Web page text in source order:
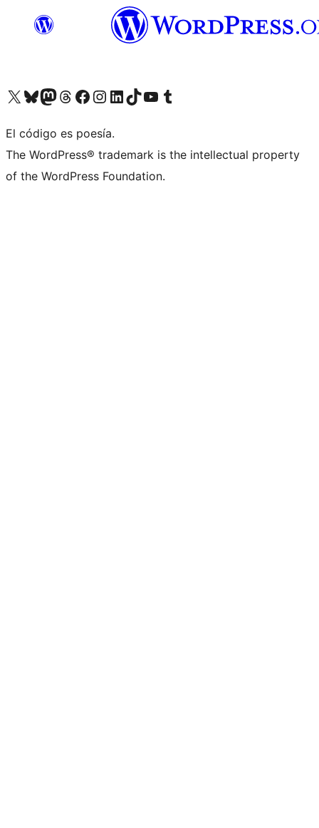
Visit our X (formerly Twitter) account
Visit our Bluesky account
Visita nuestra cuenta de Twitter
Visit our Threads account
Visita nuestra página de Facebook
Visite nuestra cuenta de Instagram
Visit our LinkedIn account
Visit our TikTok account
Visit our YouTube channel
Visit our Tumblr account
El código es poesía.
The WordPress® trademark is the intellectual property
of the WordPress Foundation.